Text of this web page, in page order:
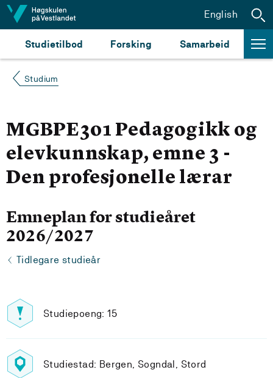
Hopp til innhald
Studietilbod Forsking Samarbeid
English
Studium
MGBPE301 Pedagogikk og
elevkunnskap, emne 3 -
Den profesjonelle lærar
Emneplan for studieåret
2026/2027
Tidlegare studieår
Studiepoeng: 15
Studiestad: Bergen, Sogndal, Stord